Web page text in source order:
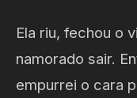
Ela riu, fechou o
namorado sair.
empurrei o cara